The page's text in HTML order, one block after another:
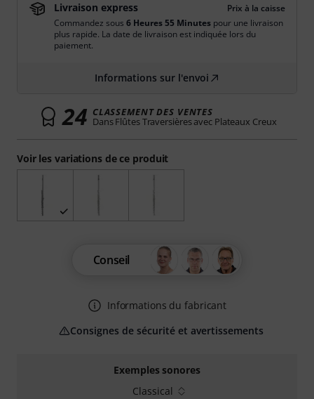
Exemples sonores
Classical
Voir les variations de ce produit
Livraison express
Prix à la caisse
Commandez sous 6 Heures 55 Minutes pour une livraison
plus rapide. La date de livraison est indiquée lors du
paiement.
Informations sur l'envoi
24 CLASSEMENT DES VENTES
Dans Flûtes Traversières avec Plateaux Creux
Conseil
Informations du fabricant
Consignes de sécurité et avertissements